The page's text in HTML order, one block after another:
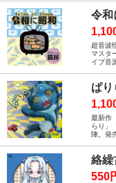
令和
超音波
マスタ
イブ音
ぱ
最新作
らり」
陣。発
絡繰
550